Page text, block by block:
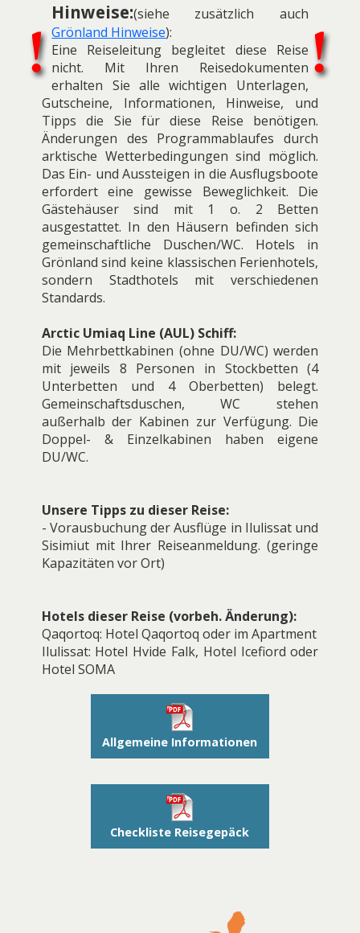
Hinweise:(siehe zusätzlich auch
Grönland Hinweise):
Eine Reiseleitung begleitet diese Reise
nicht. Mit Ihren Reisedokumenten
erhalten Sie alle wichtigen Unterlagen,
Gutscheine, Informationen, Hinweise, und
Tipps die Sie für diese Reise benötigen.
Änderungen des Programmablaufes durch
arktische Wetterbedingungen sind möglich.
Das Ein- und Aussteigen in die Ausflugsboote
erfordert eine gewisse Beweglichkeit. Die
Gästehäuser sind mit 1 o. 2 Betten
ausgestattet. In den Häusern befinden sich
gemeinschaftliche Duschen/WC. Hotels in
Grönland sind keine klassischen Ferienhotels,
sondern Stadthotels mit verschiedenen
Standards.
Arctic Umiaq Line (AUL) Schiff:
Die Mehrbettkabinen (ohne DU/WC) werden
mit jeweils 8 Personen in Stockbetten (4
Unterbetten und 4 Oberbetten) belegt.
Gemeinschaftsduschen, WC stehen
außerhalb der Kabinen zur Verfügung. Die
Doppel- & Einzelkabinen haben eigene
DU/WC.
Unsere Tipps zu dieser Reise:
- Vorausbuchung der Ausflüge in Ilulissat und
Sisimiut mit Ihrer Reiseanmeldung. (geringe
Kapazitäten vor Ort)
Hotels dieser Reise (vorbeh. Änderung):
Qaqortoq: Hotel Qaqortoq oder im Apartment
Ilulissat: Hotel Hvide Falk, Hotel Icefiord oder
Hotel SOMA
Allgemeine Informationen
Checkliste Reisegepäck